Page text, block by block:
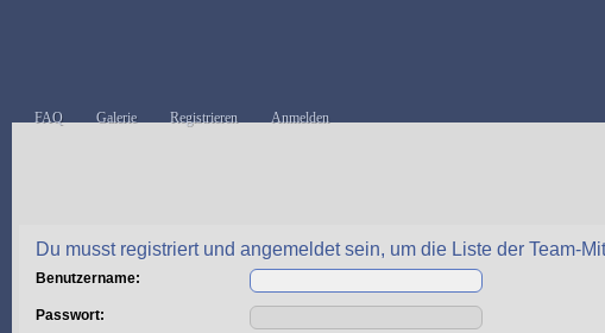
FAQ Galerie Registrieren Anmelden
Du musst registriert und angemeldet sein, um die Liste der Team-
Benutzername:
Passwort: